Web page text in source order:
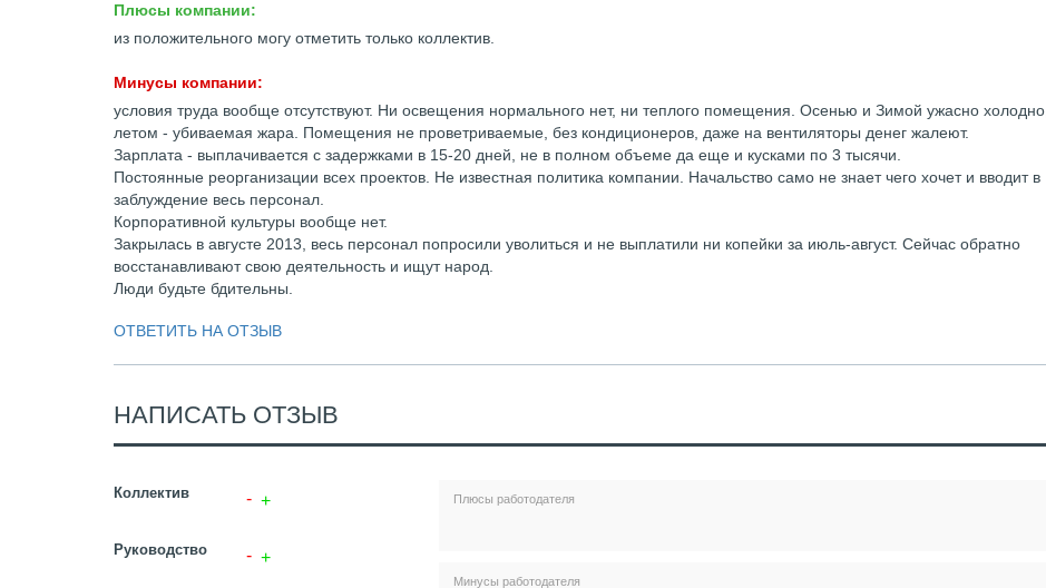
Плюсы компании:
из положительного могу отметить только коллектив.
Минусы компании:
условия труда вообще отсутствуют. Ни освещения нормального нет, ни теплого помещения. Осенью и Зимой ужасно холодно,
летом - убиваемая жара. Помещения не проветриваемые, без кондиционеров, даже на вентиляторы денег жалеют.
Зарплата - выплачивается с задержками в 15-20 дней, не в полном объеме да еще и кусками по 3 тысячи.
Постоянные реорганизации всех проектов. Не известная политика компании. Начальство само не знает чего хочет и вводит в
заблуждение весь персонал.
Корпоративной культуры вообще нет.
Закрылась в августе 2013, весь персонал попросили уволиться и не выплатили ни копейки за июль-август. Сейчас обратно
восстанавливают свою деятельность и ищут народ.
Люди будьте бдительны.
ОТВЕТИТЬ НА ОТЗЫВ
НАПИСАТЬ ОТЗЫВ
Коллектив
Руководство